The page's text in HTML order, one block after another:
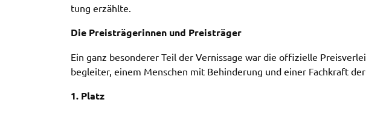
tung erzähl­te.
Die Preis­trä­ge­rin­nen und Preis­trä­ger
Ein ganz beson­de­rer Teil der Vernis­sa­ge war die offi­zi­el­le
be­glei­ter, einem Menschen mit Behin­de­rung und einer Fach­kraft
1. Platz
Anzeige Google Kartendienst
bayern_atlas
Anbieter: